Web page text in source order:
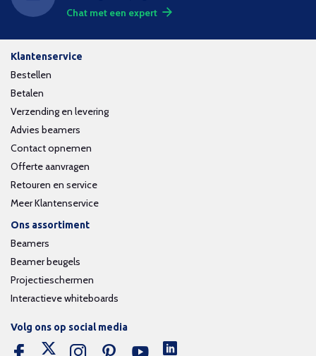
Chat met een expert
Klantenservice
Bestellen
Betalen
Verzending en levering
Advies beamers
Contact opnemen
Offerte aanvragen
Retouren en service
Meer Klantenservice
Ons assortiment
Beamers
Beamer beugels
Projectieschermen
Interactieve whiteboards
Volg ons op social media